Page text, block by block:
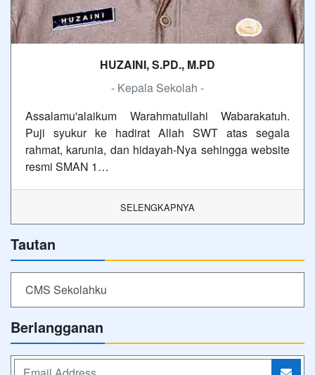
HUZAINI, S.PD., M.PD
- Kepala Sekolah -
Assalamu'alaikum Warahmatullahi Wabarakatuh.
Puji syukur ke hadirat Allah SWT atas segala
rahmat, karunia, dan hidayah-Nya sehingga website
resmi SMAN 1…
SELENGKAPNYA
Tautan
CMS Sekolahku
Berlangganan